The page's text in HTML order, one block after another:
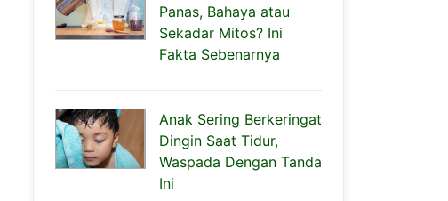
Panas, Bahaya atau
Sekadar Mitos? Ini
Fakta Sebenarnya
Anak Sering Berkeringat
Dingin Saat Tidur,
Waspada Dengan Tanda
Ini